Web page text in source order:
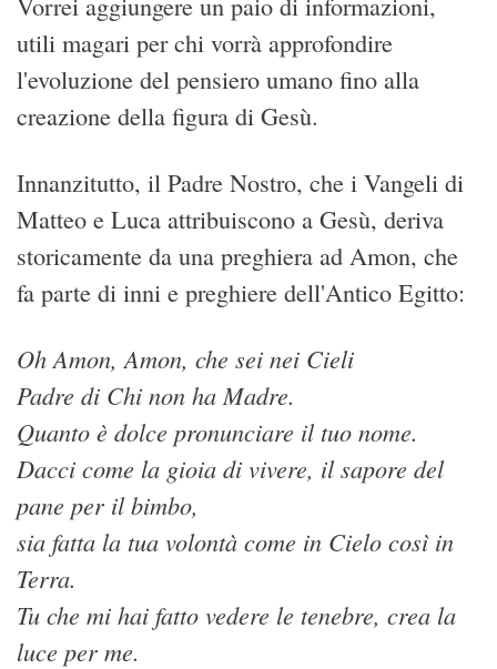
utili magari per chi vorrà approfondire
l'evoluzione del pensiero umano fino alla
creazione della figura di Gesù.
Innanzitutto, il Padre Nostro, che i Vangeli di
Matteo e Luca attribuiscono a Gesù, deriva
storicamente da una preghiera ad Amon, che
fa parte di inni e preghiere dell'Antico Egitto:
Oh Amon, Amon, che sei nei Cieli
Padre di Chi non ha Madre.
Quanto è dolce pronunciare il tuo nome.
Dacci come la gioia di vivere, il sapore del
pane per il bimbo,
sia fatta la tua volontà come in Cielo così in
Terra.
Tu che mi hai fatto vedere le tenebre, crea la
luce per me.